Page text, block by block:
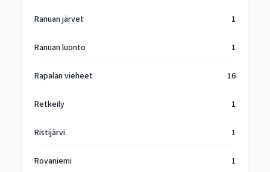
Ranuan järvet 1
Ranuan luonto 1
Rapalan vieheet 16
Retkeily 1
Ristijärvi 1
Rovaniemi 1